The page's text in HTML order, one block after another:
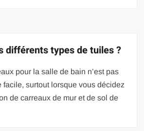
différents types de tuiles ?
pour la salle de bain n’est pas
facile, surtout lorsque vous décidez
de carreaux de mur et de sol de